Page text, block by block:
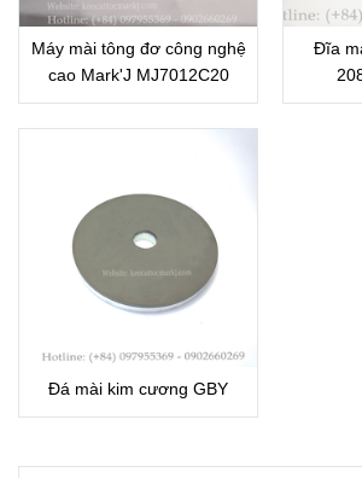
Máy mài tông đơ công nghệ
cao Mark'J MJ7012C20
Đĩa
Đá mài kim cương GBY